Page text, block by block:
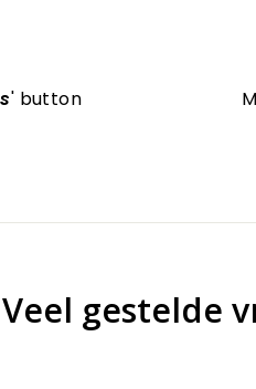
' button
Veel gestelde